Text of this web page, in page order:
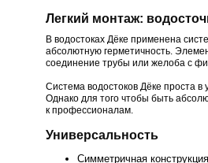
Легкий монтаж:
В водостоках Дёке применена
абсолютную герметичность.
соединение трубы или желоба с
Система водостоков Дёке проста
Однако для того чтобы быть
к профессионалам.
Универсальность
Симметричная